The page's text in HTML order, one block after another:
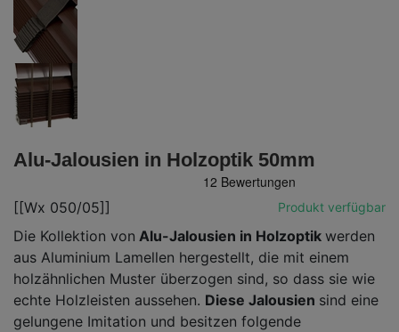
Alu-Jalousien in Holzoptik 50mm
[[Wx 050/05]] Produkt verfügbar
Die Kollektion von Alu-Jalousien in Holzoptik werden
aus Aluminium Lamellen hergestellt, die mit einem
holzähnlichen Muster überzogen sind, so dass sie wie
echte Holzleisten aussehen. Diese Jalousien sind eine
gelungene Imitation und besitzen folgende